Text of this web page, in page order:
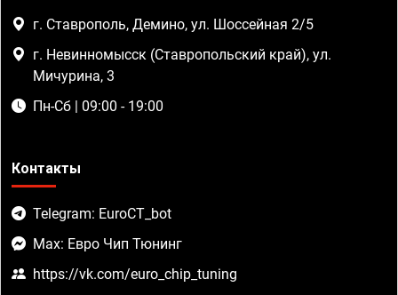
г. Ставрополь, Демино, ул. Шоссейная 2/5
г. Невинномысск (Ставропольский край), ул.
Мичурина, 3
Пн-Сб | 09:00 - 19:00
Контакты
Telegram: EuroCT_bot
Max: Евро Чип Тюнинг
https://vk.com/euro_chip_tuning